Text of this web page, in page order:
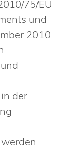
75/EU
und
2010
der